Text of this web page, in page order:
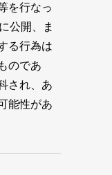
を行なっ
公開、ま
る行為は
のであ
され、あ
能性があ